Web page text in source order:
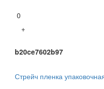
0
+
b20ce7602b97
Стрейч пленка